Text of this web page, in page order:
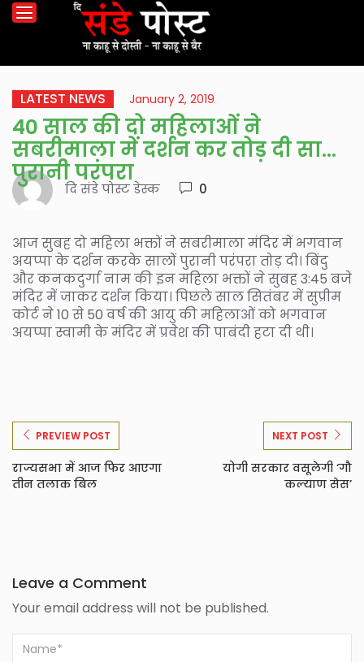
LATEST NEWS January 2, 2019
40 साल की दो महिलाओं ने
सबरीमाला में दर्शन कर तोड़ दी सालों
पुरानी परंपरा
दि संडे पोस्ट डेस्क 0
आज सुबह दो महिला भक्तों ने सबरीमाला मंदिर में भगवान
अयप्पा के दर्शन करके सालों पुरानी परंपरा तोड़ दी। बिंदु
और कनकदुर्गा नाम की इन महिला भक्तों ने सुबह 3:45 बजे
मंदिर में जाकर दर्शन किया। पिछले साल सितंबर में सुप्रीम
कोर्ट ने 10 से 50 वर्ष की आयु की महिलाओं को भगवान
अयप्पा स्वामी के मंदिर में प्रवेश की पाबंदी हटा दी थी।
PREVIEW POST
राज्यसभा में आज फिर आएगा
तीन तलाक बिल
NEXT POST
योगी सरकार वसूलेगी ‘गौ
कल्याण सेस’
Leave a Comment
Your email address will not be published.